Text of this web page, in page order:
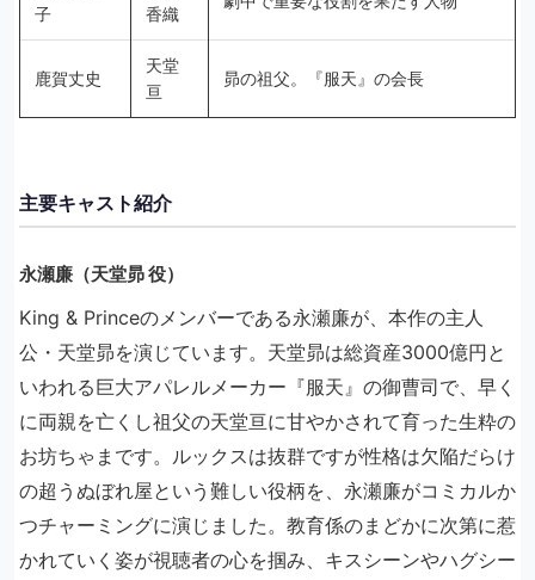
子
香織
鹿賀丈史
天堂
亘
昴の祖父。『服天』の会長
主要キャスト紹介
永瀬廉（天堂昴 役）
King & Princeのメンバーである永瀬廉が、本作の主人
公・天堂昴を演じています。天堂昴は総資産3000億円と
いわれる巨大アパレルメーカー『服天』の御曹司で、早く
に両親を亡くし祖父の天堂亘に甘やかされて育った生粋の
お坊ちゃまです。ルックスは抜群ですが性格は欠陥だらけ
の超うぬぼれ屋という難しい役柄を、永瀬廉がコミカルか
つチャーミングに演じました。教育係のまどかに次第に惹
かれていく姿が視聴者の心を掴み、キスシーンやハグシー